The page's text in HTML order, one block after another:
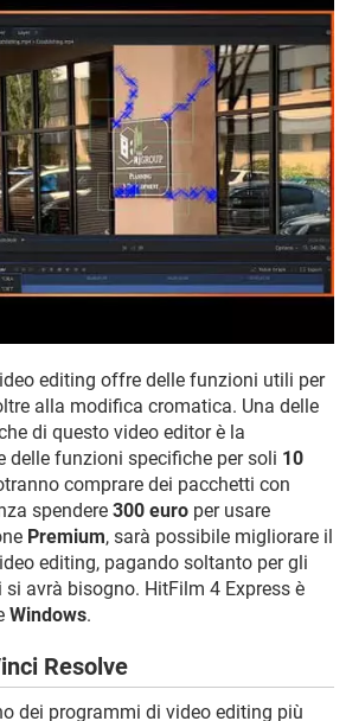
editing offre delle funzioni utili per
alla modifica cromatica. Una delle
di questo video editor è la
delle funzioni specifiche per soli 10
comprare dei pacchetti con
spendere 300 euro per usare
Premium, sarà possibile migliorare il
editing, pagando soltanto per gli
avrà bisogno. HitFilm 4 Express è
Windows.
Resolve
dei programmi di video editing più